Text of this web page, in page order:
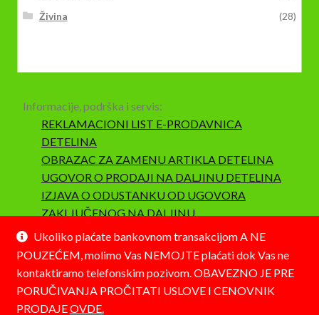
Ukoliko plaćate bankovnom transakcijom A NE
POUZEĆEM, molimo Vas NEMOJTE plaćati dok Vas ne
kontaktiramo telefonskim pozivom. OBAVEZNO JE PRE
PORUČIVANJA PROČITATI USLOVE I CENOVNIK
PRODAJEOVDE.
Živina
(28)
Informacije, podrška i servis:
REKLAMACIONI LIST E-PRODAVNICA
DETELINA
OBRAZAC ZA ZAMENU ARTIKLA DETELINA
UGOVOR O PRODAJI NA DALJINU DETELINA
IZJAVA O ODUSTANKU OD UGOVORA
ZAKLJUČENOG NA DALJINU
SAOBRAZNOST I REKLAMACIJA